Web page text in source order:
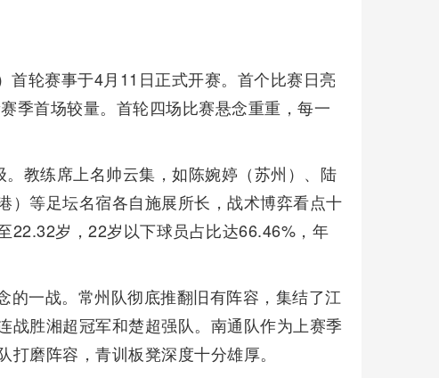
首轮赛事于4月11日正式开赛。首个比赛日亮
季首场较量。首轮四场比赛悬念重重，每一
教练席上名帅云集，如陈婉婷（苏州）、陆
）等足坛名宿各自施展所长，战术博弈看点十
22.32岁，22岁以下球员占比达66.46%，年
一战。常州队彻底推翻旧有阵容，集结了江
战胜湘超冠军和楚超强队。南通队作为上赛季
磨阵容，青训板凳深度十分雄厚。